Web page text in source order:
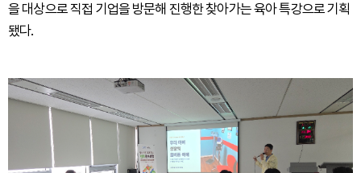
을 대상으로 직접 기업을 방문해 진행한 찾아가는 육아 특강으로 기획
됐다.